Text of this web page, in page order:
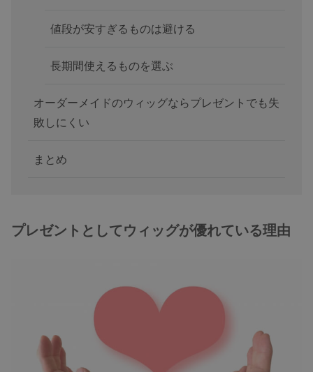
値段が安すぎるものは避ける
長期間使えるものを選ぶ
オーダーメイドのウィッグならプレゼントでも失
敗しにくい
まとめ
プレゼントとしてウィッグが優れている理由